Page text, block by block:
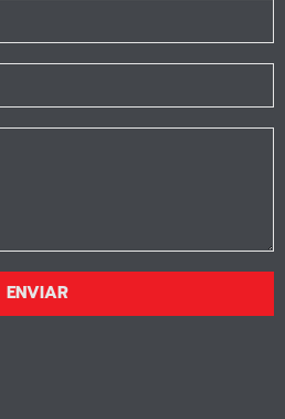
ENVIAR